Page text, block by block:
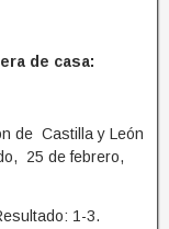
de casa:
de Castilla y León
25 de febrero,
1-3.